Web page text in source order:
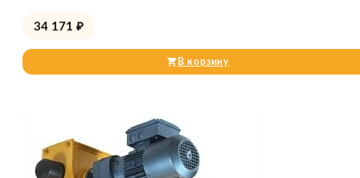
34 171 ₽
В корзину